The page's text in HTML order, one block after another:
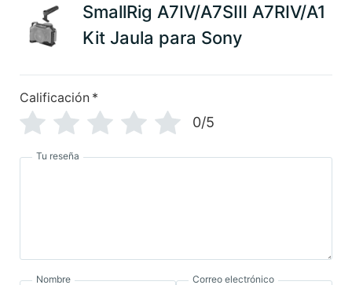
SmallRig A7IV/A7SIII A7RIV/A1
Kit Jaula para Sony
Calificación *
0/5
Tu reseña
Nombre Correo electrónico